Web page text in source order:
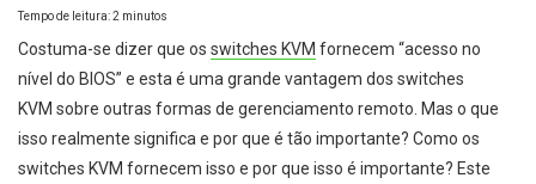
Tempo de leitura:2 minutos
Costuma-se dizer que os switches KVM fornecem “acesso no
nível do BIOS” e esta é uma grande vantagem dos switches
KVM sobre outras formas de gerenciamento remoto. Mas o que
isso realmente significa e por que é tão importante? Como os
switches KVM fornecem isso e por que isso é importante? Este